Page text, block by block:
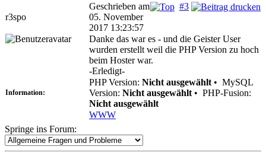
r3spo
#3
Geschrieben am
05. November
2017 13:23:57
Danke das war es - und die Geister User
wurden erstellt weil die PHP Version zu hoch
beim Hoster war.
-Erledigt-
Information:
PHP Version: Nicht ausgewählt • MySQL
Version: Nicht ausgewählt • PHP-Fusion:
Nicht ausgewählt
WWW
Springe ins Forum: